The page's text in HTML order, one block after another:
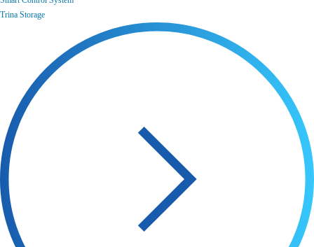
Trina Storage